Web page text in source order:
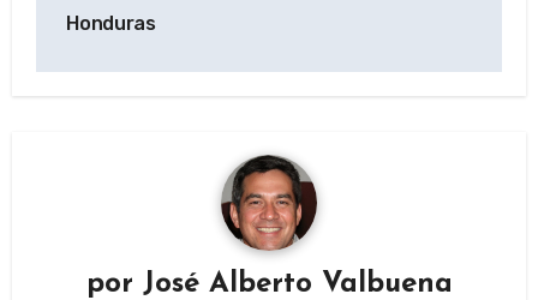
Honduras
por José Alberto Valbuena